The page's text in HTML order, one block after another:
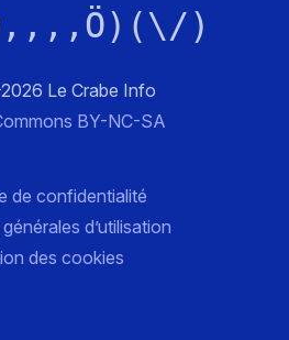
)
Le Crabe Info
BY-NC-SA
de confidentialité
d’utilisation
des cookies